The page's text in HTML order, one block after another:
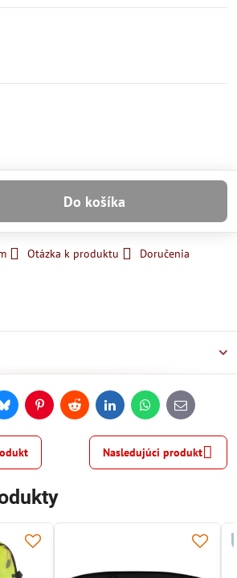
Do košíka
Otázka k produktu Doručenia
BlueskyPinterestReddit LinkedInWhatsApp
E-
mail
Nasledujúci produkt